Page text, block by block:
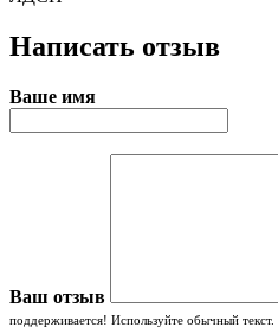
Написать отзыв
Ваше имя
Ваш отзыв
поддерживается! Используйте обычный текст.